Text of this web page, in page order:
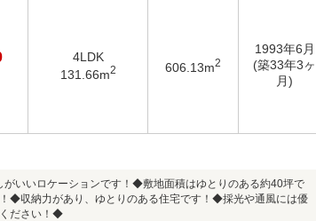
4LDK
131.66m2 606.13m2
1993年6月
(築33年3ヶ
月)
いいロケーションです！◆敷地面積はゆとりのある約40坪で
◆収納力があり、ゆとりのある住宅です！◆採光や通風には優
ださい！◆